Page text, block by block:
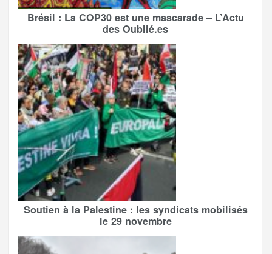
Brésil : La COP30 est une mascarade – L’Actu
des Oublié.es
Soutien à la Palestine : les syndicats mobilisés
le 29 novembre